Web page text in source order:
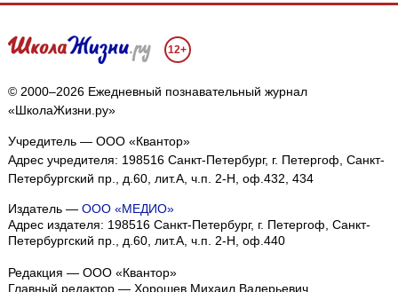
12+
© 2000–2026 Ежедневный познавательный журнал
«ШколаЖизни.ру»
Учредитель — ООО «Квантор»
Адрес учредителя: 198516 Санкт-Петербург, г. Петергоф, Санкт-
Петербургский пр., д.60, лит.А, ч.п. 2-Н, оф.432, 434
Издатель — ООО «МЕДИО»
Адрес издателя: 198516 Санкт-Петербург, г. Петергоф, Санкт-
Петербургский пр., д.60, лит.А, ч.п. 2-Н, оф.440
Редакция — ООО «Квантор»
Главный редактор — Хорошев Михаил Валерьевич